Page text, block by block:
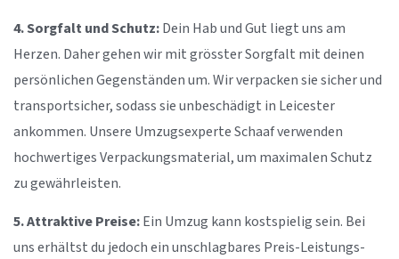
4. Sorgfalt und Schutz:Dein Hab und Gut liegt uns am
Herzen. Daher gehen wir mit grösster Sorgfalt mit deinen
persönlichen Gegenständen um. Wir verpacken sie sicher und
transportsicher, sodass sie unbeschädigt in Leicester
ankommen. Unsere Umzugsexperte Schaaf verwenden
hochwertiges Verpackungsmaterial, um maximalen Schutz
zu gewährleisten.
5. Attraktive Preise:Ein Umzug kann kostspielig sein. Bei
uns erhältst du jedoch ein unschlagbares Preis-Leistungs-